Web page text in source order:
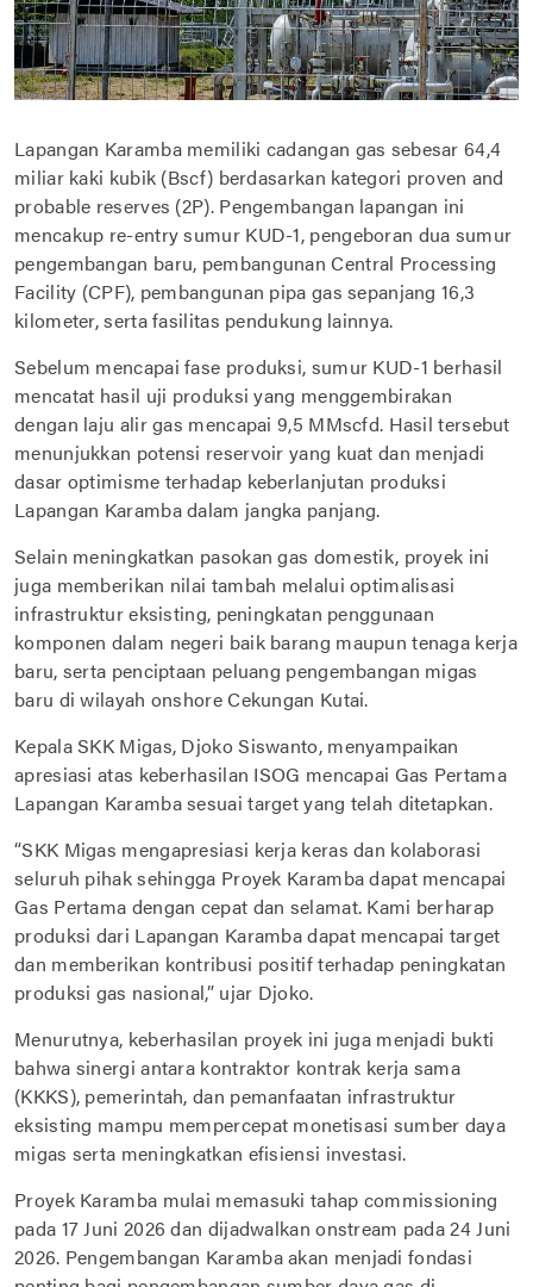
Lapangan Karamba memiliki cadangan gas sebesar 64,4
miliar kaki kubik (Bscf) berdasarkan kategori proven and
probable reserves (2P). Pengembangan lapangan ini
mencakup re-entry sumur KUD-1, pengeboran dua sumur
pengembangan baru, pembangunan Central Processing
Facility (CPF), pembangunan pipa gas sepanjang 16,3
kilometer, serta fasilitas pendukung lainnya.
Sebelum mencapai fase produksi, sumur KUD-1 berhasil
mencatat hasil uji produksi yang menggembirakan
dengan laju alir gas mencapai 9,5 MMscfd. Hasil tersebut
menunjukkan potensi reservoir yang kuat dan menjadi
dasar optimisme terhadap keberlanjutan produksi
Lapangan Karamba dalam jangka panjang.
Selain meningkatkan pasokan gas domestik, proyek ini
juga memberikan nilai tambah melalui optimalisasi
infrastruktur eksisting, peningkatan penggunaan
komponen dalam negeri baik barang maupun tenaga kerja
baru, serta penciptaan peluang pengembangan migas
baru di wilayah onshore Cekungan Kutai.
Kepala SKK Migas, Djoko Siswanto, menyampaikan
apresiasi atas keberhasilan ISOG mencapai Gas Pertama
Lapangan Karamba sesuai target yang telah ditetapkan.
“SKK Migas mengapresiasi kerja keras dan kolaborasi
seluruh pihak sehingga Proyek Karamba dapat mencapai
Gas Pertama dengan cepat dan selamat. Kami berharap
produksi dari Lapangan Karamba dapat mencapai target
dan memberikan kontribusi positif terhadap peningkatan
produksi gas nasional,” ujar Djoko.
Menurutnya, keberhasilan proyek ini juga menjadi bukti
bahwa sinergi antara kontraktor kontrak kerja sama
(KKKS), pemerintah, dan pemanfaatan infrastruktur
eksisting mampu mempercepat monetisasi sumber daya
migas serta meningkatkan efisiensi investasi.
Proyek Karamba mulai memasuki tahap commissioning
pada 17 Juni 2026 dan dijadwalkan onstream pada 24 Juni
2026. Pengembangan Karamba akan menjadi fondasi